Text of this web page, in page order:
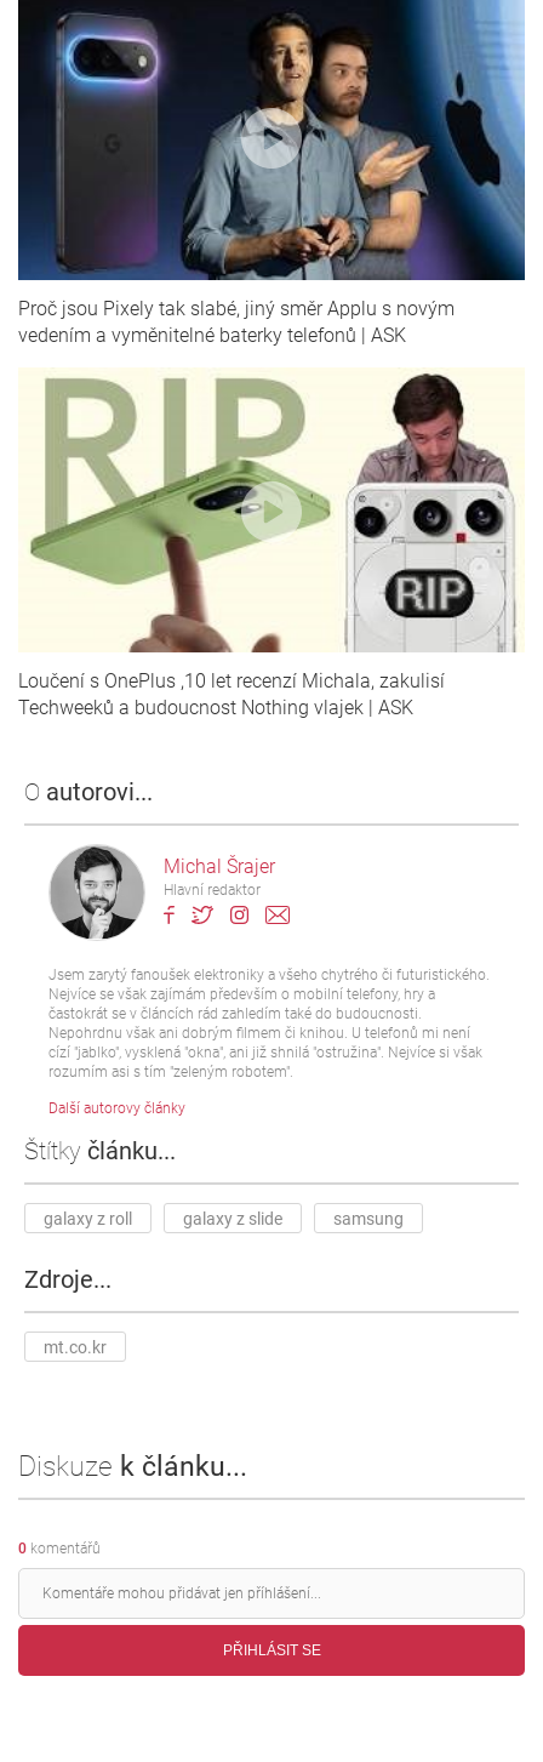
O autorovi...
Michal Šrajer
Hlavní redaktor
Jsem zarytý fanoušek elektroniky a všeho chytrého či futuristického.
Nejvíce se však zajímám především o mobilní telefony, hry a
častokrát se v článcích rád zahledím také do budoucnosti.
Nepohrdnu však ani dobrým filmem či knihou. U telefonů mi není
cízí "jablko", vysklená "okna", ani již shnilá "ostružina". Nejvíce si však
rozumím asi s tím "zeleným robotem".
Další autorovy články
Štítky článku...
galaxy z roll galaxy z slide samsung
Zdroje...
mt.co.kr
Proč jsou Pixely tak slabé, jiný směr Applu s novým
vedením a vyměnitelné baterky telefonů | ASK
Loučení s OnePlus ,10 let recenzí Michala, zakulisí
Techweeků a budoucnost Nothing vlajek | ASK
Diskuze k článku...
0 komentářů
PŘIHLÁSIT SE